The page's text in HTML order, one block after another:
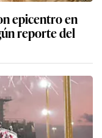
epicentro en
reporte del